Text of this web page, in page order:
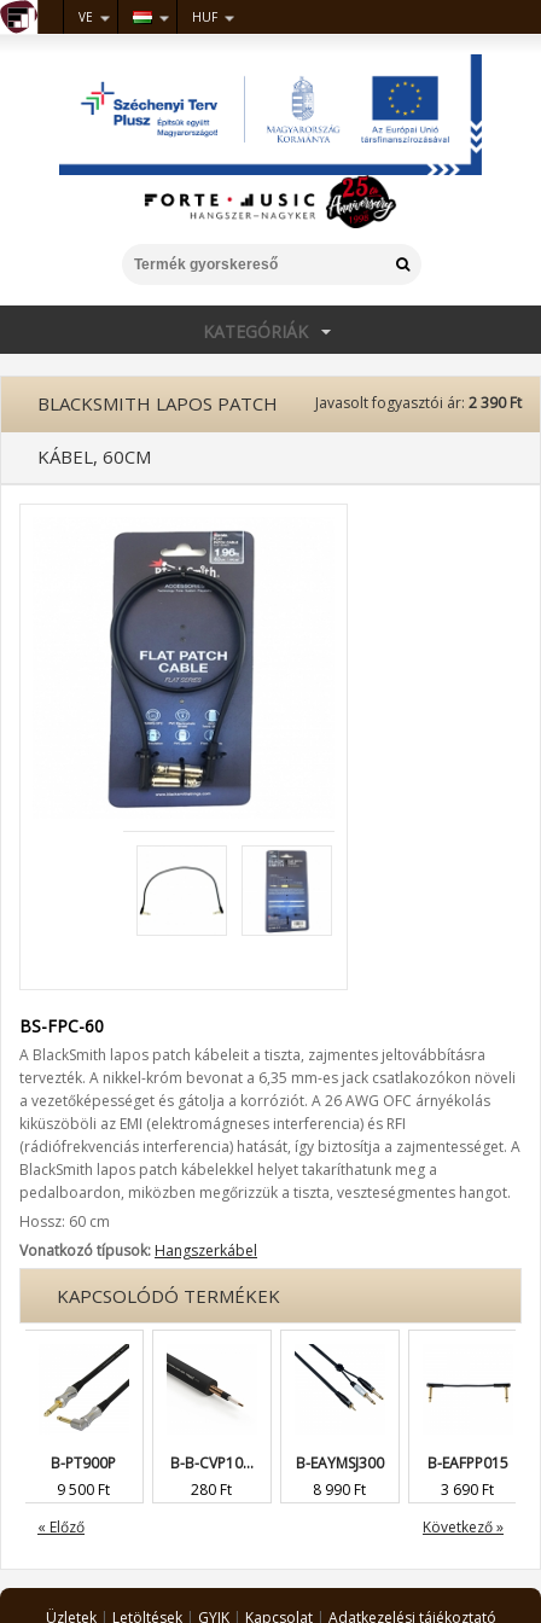
VE HUF
KATEGÓRIÁK
Javasolt fogyasztói ár: 2 390 Ft
BLACKSMITH LAPOS PATCH
KÁBEL, 60CM
BS-FPC-60
A BlackSmith lapos patch kábeleit a tiszta, zajmentes jeltovábbításra
tervezték. A nikkel-króm bevonat a 6,35 mm-es jack csatlakozókon növeli
a vezetőképességet és gátolja a korróziót. A 26 AWG OFC árnyékolás
kiküszöböli az EMI (elektromágneses interferencia) és RFI
(rádiófrekvenciás interferencia) hatását, így biztosítja a zajmentességet. A
BlackSmith lapos patch kábelekkel helyet takaríthatunk meg a
pedalboardon, miközben megőrizzük a tiszta, veszteségmentes hangot.
Hossz: 60 cm
Vonatkozó típusok: Hangszerkábel
KAPCSOLÓDÓ TERMÉKEK
« Előző
B-PT900P
9 500 Ft
B-B-CVP10...
280 Ft
B-EAYMSJ300
8 990 Ft
B-EAFPP015
3 690 Ft
Következő »
Üzletek| Letöltések| GYIK| Kapcsolat| Adatkezelési tájékoztató